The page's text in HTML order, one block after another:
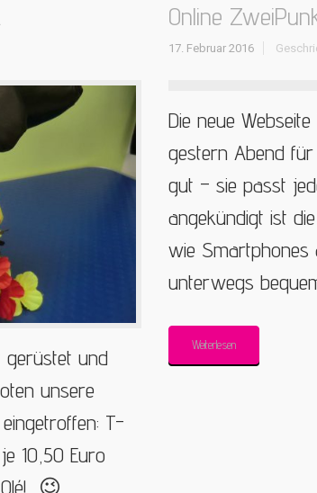
gerüstet und
unsere
T-
10,50 Euro
😉
Online
17. Februar 2016
Die neue
gestern Abend für
gut – sie passt
angekündigt ist
wie Smartphones
unterwegs
Weiterlesen